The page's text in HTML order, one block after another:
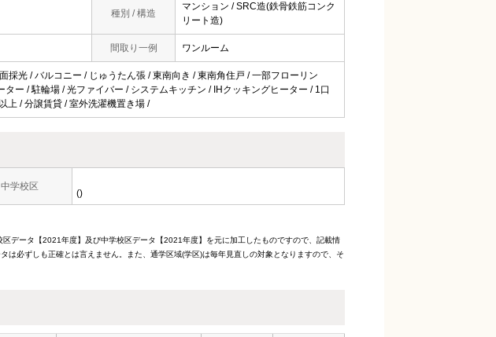
種別 / 構造
マンション / SRC造(鉄骨鉄筋コンク
リート造)
間取り一例 ワンルーム
光 / バルコニー / じゅうたん張 / 東南向き / 東南角住戸 / 一部フローリン
ー / 駐輪場 / 光ファイバー / システムキッチン / IHクッキングヒーター / 1口
上 / 分譲賃貸 / 室外洗濯機置き場 /
中学校区
()
データ【2021年度】及び中学校区データ【2021年度】を元に加工したものですので、記載情
必ずしも正確とは言えません。また、通学区域(学区)は毎年見直しの対象となりますので、そ